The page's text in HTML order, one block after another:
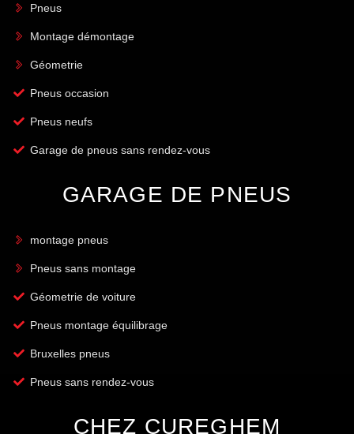
Pneus
Montage démontage
Géometrie
Pneus occasion
Pneus neufs
Garage de pneus sans rendez-vous
GARAGE DE PNEUS
montage pneus
Pneus sans montage
Géometrie de voiture
Pneus montage équilibrage
Bruxelles pneus
Pneus sans rendez-vous
CHEZ CUREGHEM